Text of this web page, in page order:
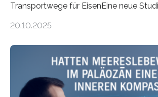
Transportwege für EisenEine neue
Umweltwissenschaften der Universität
Meeresboden die Eisenverfügbarkeit
Stoffkreislauf im Ozean prägen. Die
mit dem Titel „Iron’s Irony“ ist in
& Environment erschienen. Die Studie
20.10.2025